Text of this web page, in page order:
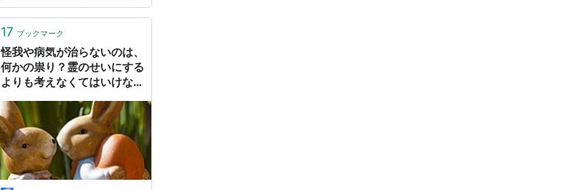
17 ブックマーク
怪我や病気が治らないのは、
何かの祟り？霊のせいにする
よりも考えなくてはいけない